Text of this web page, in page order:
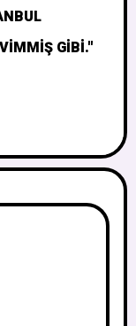
GIBI.''